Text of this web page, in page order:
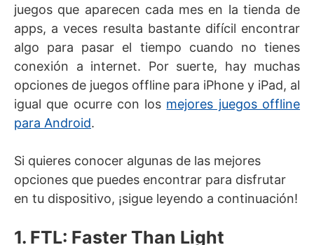
juegos que aparecen cada mes en la tienda de
apps, a veces resulta bastante difícil encontrar
algo para pasar el tiempo cuando no tienes
conexión a internet. Por suerte, hay muchas
opciones de juegos offline para iPhone y iPad, al
igual que ocurre con los mejores juegos offline
para Android.
Si quieres conocer algunas de las mejores
opciones que puedes encontrar para disfrutar
en tu dispositivo, ¡sigue leyendo a continuación!
1. FTL: Faster Than Light